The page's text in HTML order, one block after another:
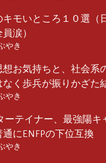
キモいところ１０選（
涙）
やき
お気持ちと、社会系
なく歩兵が振りかざた
やき
ーテイナー、最強陽
にENFPの下位互換
やき